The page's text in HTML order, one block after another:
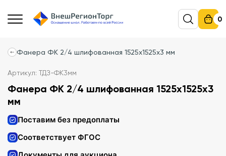
0
Фанера ФК 2/4 шлифованная 1525х1525х3 мм
Артикул: ТДЗ-ФК3мм
Фанера ФК 2/4 шлифованная 1525х1525х3
мм
Поставим без предоплаты
Соответствует ФГОС